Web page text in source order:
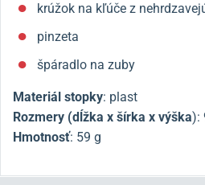
krúžok na kľúče z
pinzeta
špáradlo na zuby
Materiál stopky: plast
Rozmery (dĺžka x šírka x výška):
Hmotnosť: 59 g